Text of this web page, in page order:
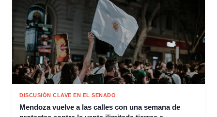
DISCUSIÓN CLAVE EN EL SENADO
Mendoza vuelve a las calles con una semana de